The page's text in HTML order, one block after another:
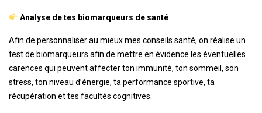
Analyse de tes biomarqueurs de santé
Afin de personnaliser au mieux mes conseils santé, on réalise un
test de biomarqueurs afin de mettre en évidence les éventuelles
carences qui peuvent affecter ton immunité, ton sommeil, son
stress, ton niveau d’énergie, ta performance sportive, ta
récupération et tes facultés cognitives.